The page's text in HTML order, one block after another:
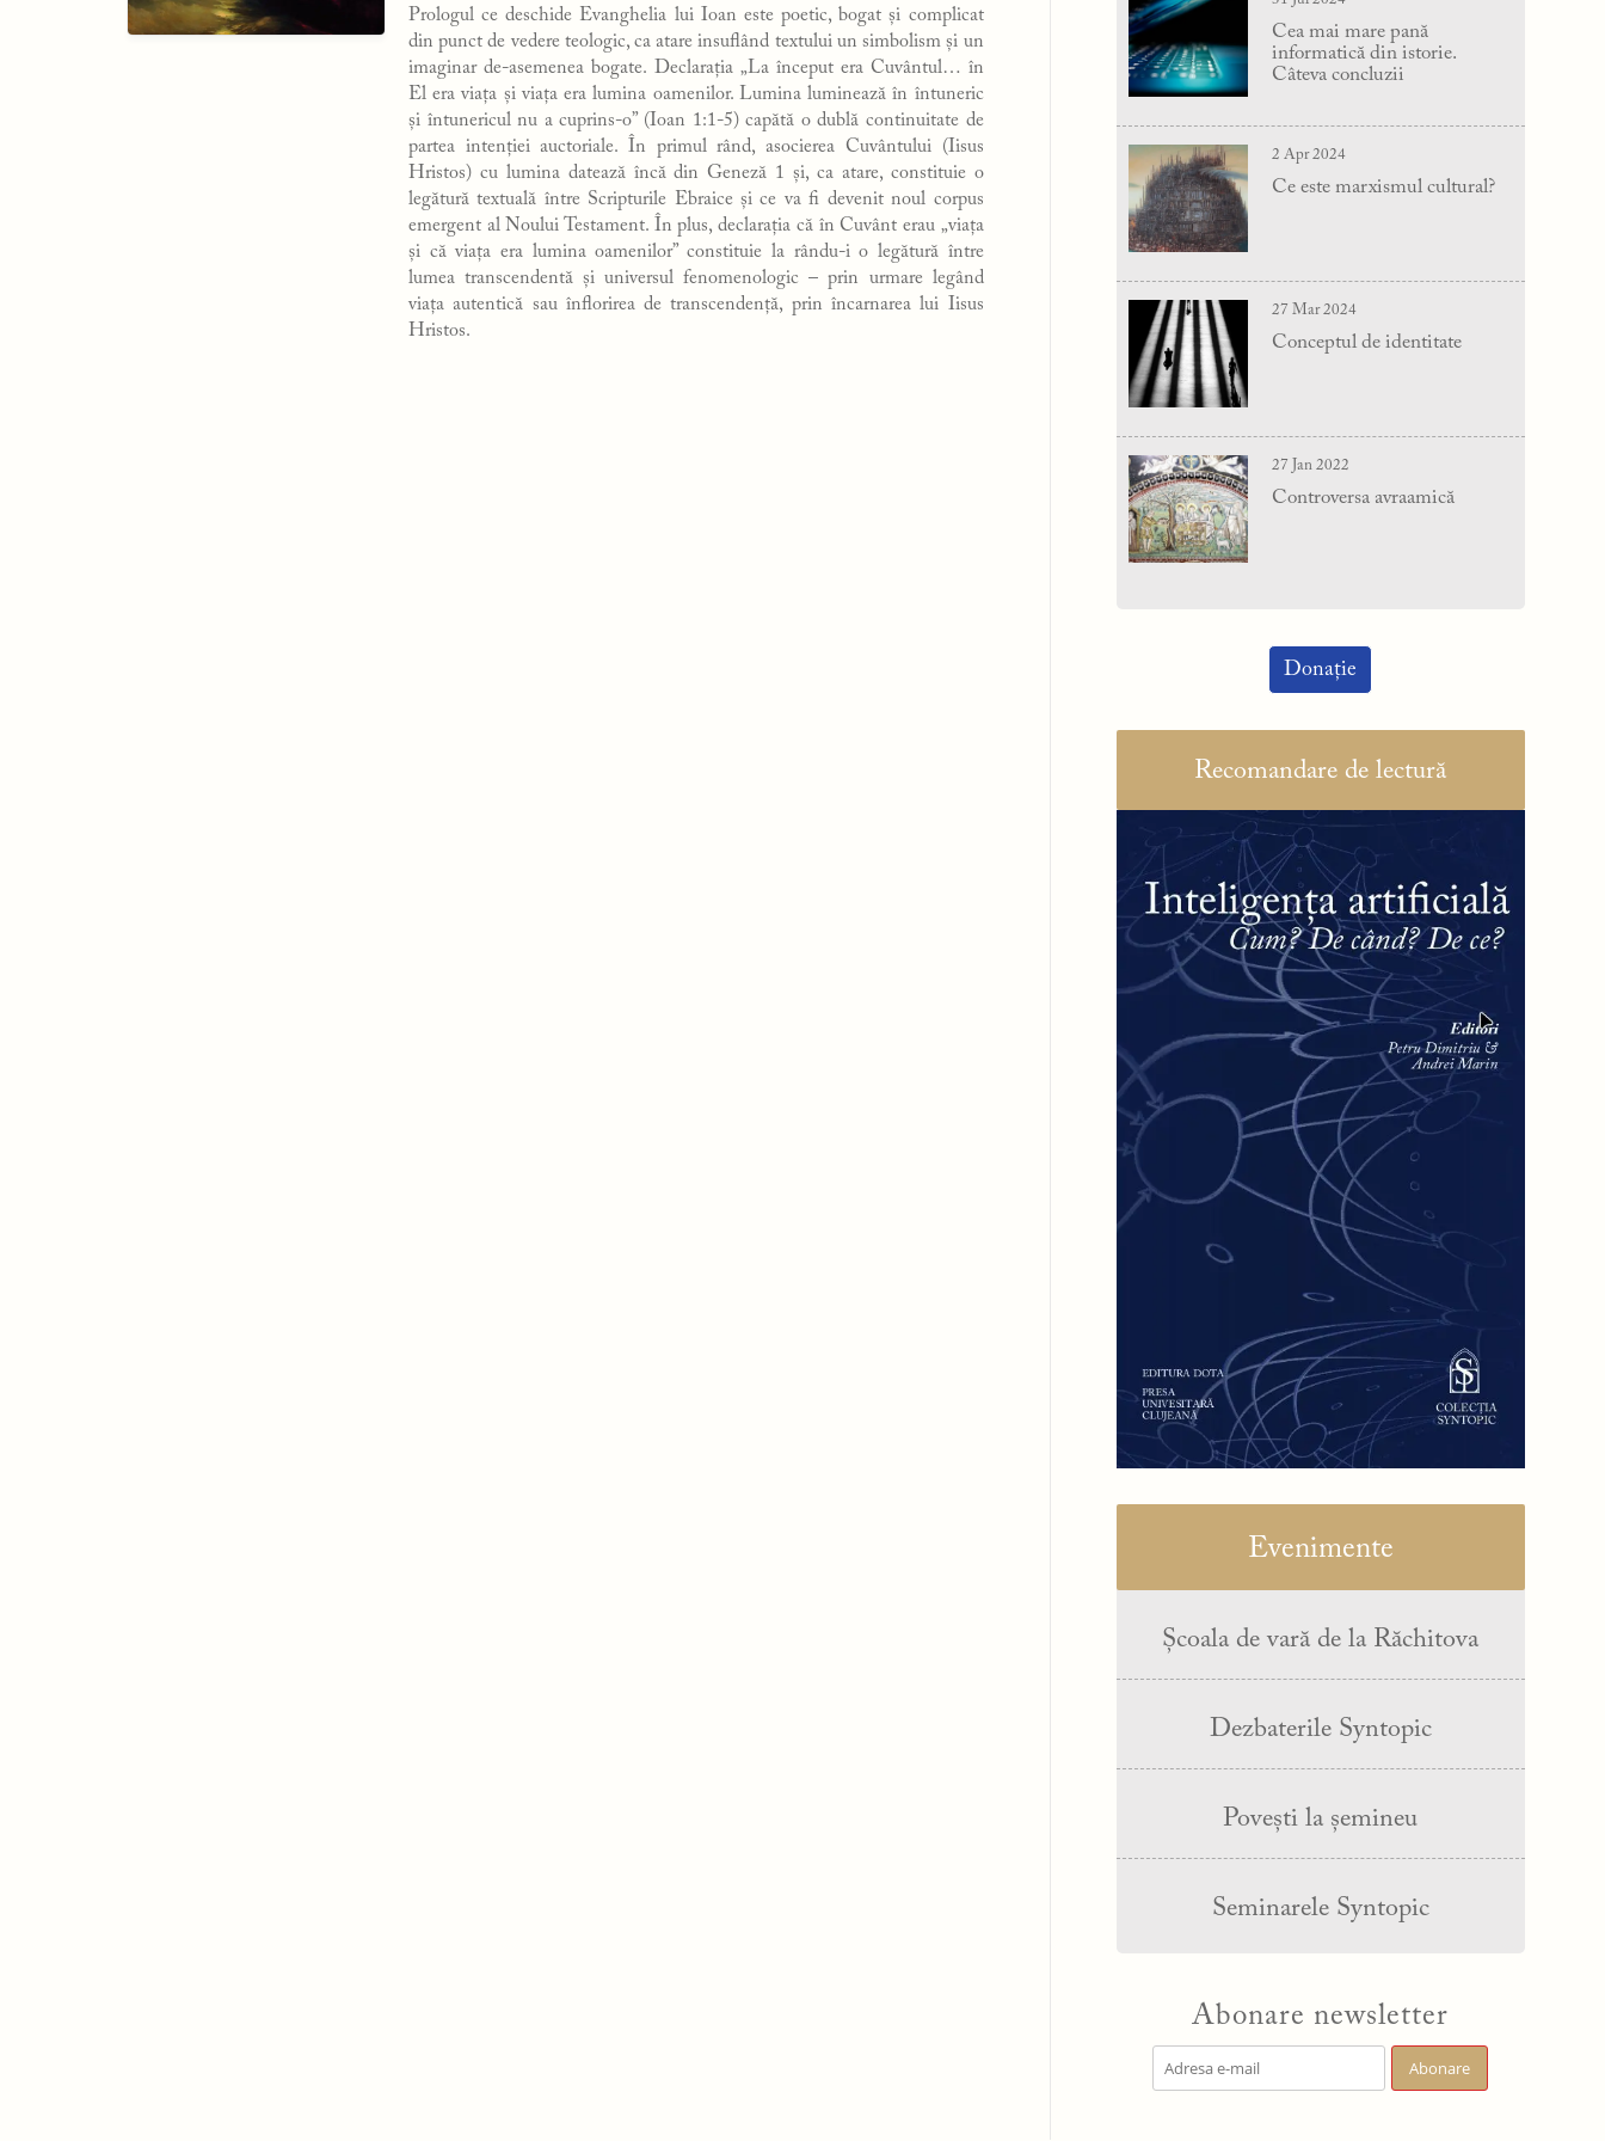
Prologul ce deschide Evanghelia lui Ioan este poetic, bogat și complicat
din punct de vedere teologic, ca atare insuflând textului un simbolism și un
imaginar de-asemenea bogate. Declarația „La început era Cuvântul… în
El era viața și viața era lumina oamenilor. Lumina luminează în întuneric
și întunericul nu a cuprins-o” (Ioan 1:1-5) capătă o dublă continuitate de
partea intenției auctoriale. În primul rând, asocierea Cuvântului (Iisus
Hristos) cu lumina datează încă din Geneză 1 și, ca atare, constituie o
legătură textuală între Scripturile Ebraice și ce va fi devenit noul corpus
emergent al Noului Testament. În plus, declarația că în Cuvânt erau „viața
și că viața era lumina oamenilor” constituie la rându-i o legătură între
lumea transcendentă și universul fenomenologic – prin urmare legând
viața autentică sau înflorirea de transcendență, prin încarnarea lui Iisus
Hristos.
Cea mai mare pană
informatică din istorie.
Câteva concluzii
2 Apr 2024
Ce este marxismul cultural?
27 Mar 2024
Conceptul de identitate
27 Jan 2022
Controversa avraamică
Donație
Recomandare de lectură
Evenimente
Școala de vară de la Răchitova
Dezbaterile Syntopic
Povești la șemineu
Seminarele Syntopic
Abonare newsletter